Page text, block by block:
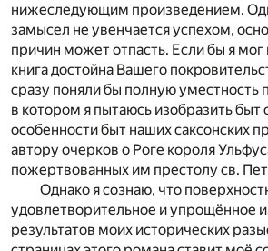
нижеследующим произведением.
замысел не увенчается успехом,
причин может отпасть. Если бы я мог
книга достойна Вашего
сразу поняли бы полную уместность
в котором я пытаюсь изобразить быт
особенности быт наших саксонских
автору очерков о Роге короля
пожертвованных им престолу св.
Однако я сознаю, что
удовлетворительное и упрощённое
результатов моих исторических